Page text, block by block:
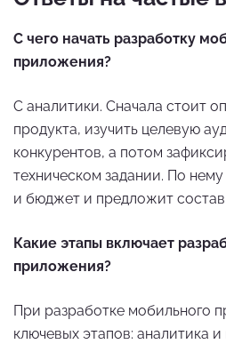
С чего начать разработку
приложения?
С аналитики. Сначала стоит
продукта, изучить целевую
конкурентов, а потом
техническом задании. По
и бюджет и предложит состав
Какие этапы включает
приложения?
При разработке мобильного
ключевых этапов: аналитика